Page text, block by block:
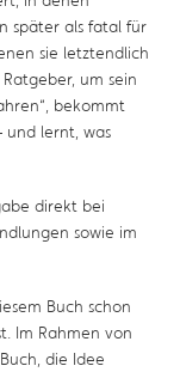
später als fatal für
sie letztendlich
um sein
bekommt
und lernt, was
direkt bei
sowie im
Buch schon
Im Rahmen von
die Idee